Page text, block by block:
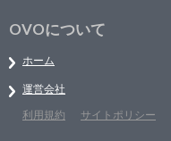
OVOについて
ホーム
運営会社
利用規約
サイトポリシー